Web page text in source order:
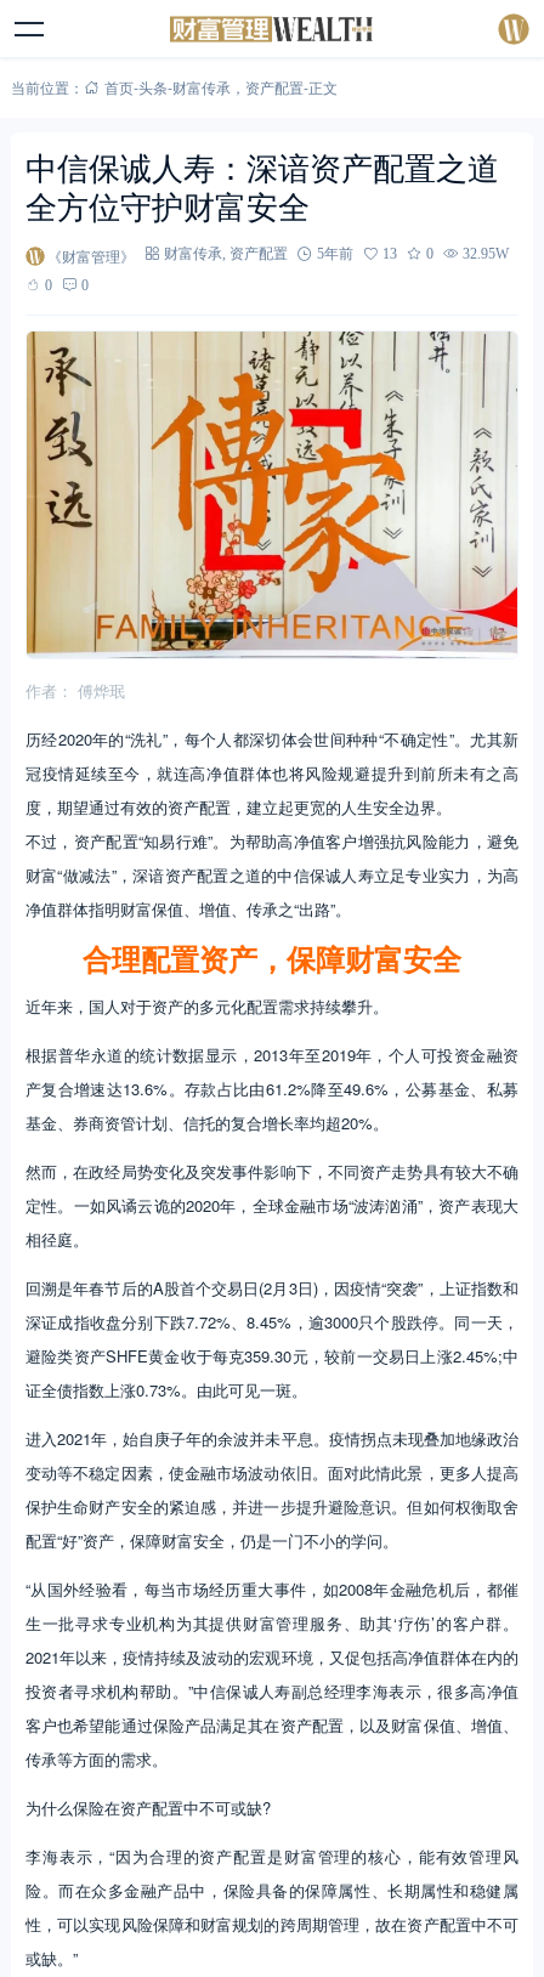
当前位置： 首页-头条-财富传承 ， 资产配置-正文
中信保诚人寿：深谙资产配置之道
全方位守护财富安全
《财富管理》 财富传承 资产配置 5年前 13 0
32.95W
0
0
作者： 傅烨珉
历经2020年的“洗礼”，每个人都深切体会世间种种“不确定性”。尤其新
冠疫情延续至今，就连高净值群体也将风险规避提升到前所未有之高
度，期望通过有效的资产配置，建立起更宽的人生安全边界。
不过，资产配置“知易行难”。为帮助高净值客户增强抗风险能力，避免
财富“做减法”，深谙资产配置之道的中信保诚人寿立足专业实力，为高
净值群体指明财富保值、增值、传承之“出路”。
合理配置资产，保障财富安全
近年来，国人对于资产的多元化配置需求持续攀升。
根据普华永道的统计数据显示，2013年至2019年，个人可投资金融资
产复合增速达13.6%。存款占比由61.2%降至49.6%，公募基金、私募
基金、券商资管计划、信托的复合增长率均超20%。
然而，在政经局势变化及突发事件影响下，不同资产走势具有较大不确
定性。一如风谲云诡的2020年，全球金融市场“波涛汹涌”，资产表现大
相径庭。
回溯是年春节后的A股首个交易日(2月3日)，因疫情“突袭”，上证指数和
深证成指收盘分别下跌7.72%、8.45%，逾3000只个股跌停。同一天，
避险类资产SHFE黄金收于每克359.30元，较前一交易日上涨2.45%;中
证全债指数上涨0.73%。由此可见一斑。
进入2021年，始自庚子年的余波并未平息。疫情拐点未现叠加地缘政治
变动等不稳定因素，使金融市场波动依旧。面对此情此景，更多人提高
保护生命财产安全的紧迫感，并进一步提升避险意识。但如何权衡取舍
配置“好”资产，保障财富安全，仍是一门不小的学问。
“从国外经验看，每当市场经历重大事件，如2008年金融危机后，都催
生一批寻求专业机构为其提供财富管理服务、助其‘疗伤’的客户群。
2021年以来，疫情持续及波动的宏观环境，又促包括高净值群体在内的
投资者寻求机构帮助。”中信保诚人寿副总经理李海表示，很多高净值
客户也希望能通过保险产品满足其在资产配置，以及财富保值、增值、
传承等方面的需求。
为什么保险在资产配置中不可或缺?
李海表示，“因为合理的资产配置是财富管理的核心，能有效管理风
险。而在众多金融产品中，保险具备的保障属性、长期属性和稳健属
性，可以实现风险保障和财富规划的跨周期管理，故在资产配置中不可
或缺。”